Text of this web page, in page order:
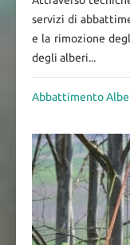
servizi di
e la rimozione
degli alberi...
Abbattimento